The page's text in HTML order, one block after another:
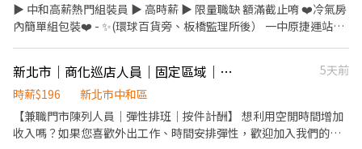
▶️ 中和高薪熱門組裝員 ▶️ 高時薪 ▶️ 限量職缺 額滿截止唷 ❤️冷氣房
內簡單組包裝❤️ - ✨(環球百貨旁、板橋監理所後） 一中原捷運站走
華夜市10分鐘 ✨萬華車站10分鐘 ✨新莊好市多15分鐘 ✨樹林車站
15分鐘 - ✅ 可日/周領 ✅ 周休二日 ✅ 可線上書審 ✅ 加班備有小點心
- ✏️地點：新北市中和區員山路OO號 ✏️產品：筆電相關製程 ✏️內
容：電動起子鎖螺絲組裝、包裝、測試 ✏️時間： ▶️日班08:00-
新北市｜商化巡店人員｜固定區域｜歡迎加入
5天前
時薪$196
新北市中和區
【兼職門市陳列人員｜彈性排班｜按件計酬】 想利用空閒時間增加
收入嗎？如果您喜歡外出工作、時間安排彈性，歡迎加入我們的團